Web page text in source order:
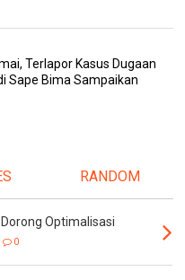
Terlapor Kasus Dugaan
Sape Bima Sampaikan
RANDOM
Optimalisasi
0